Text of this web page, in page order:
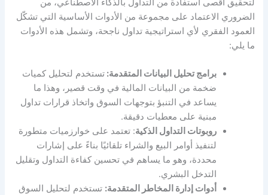
لتحقيق أقصى استفادة من التداول بالذكاء الاصطناعي، من
الضروري الاعتماد على مجموعة من الأدوات الأساسية التي تشكّل
العمود الفقري لأي استراتيجية تداول ناجحة، وتشمل هذه الأدوات
ما يلي:
برامج تحليل البيانات المتقدمة:تستخدم لتحليل كميات
ضخمة من البيانات المالية في وقت قصير، وهذا ما
يساعد في التنبؤ بتوجهات السوق واتخاذ قرارات تداول
مبنية على معطيات دقيقة.
روبوتات التداول الذكية: تعتمد على خوارزميات متطورة
لتنفيذ أوامر البيع والشراء تلقائيًا بناءً على إشارات
محددة، وهو ما يساهم في تحسين كفاءة التداول وتقليل
التدخل البشري.
أدوات إدارة المخاطر المتقدمة:تستخدم لتحليل السوق